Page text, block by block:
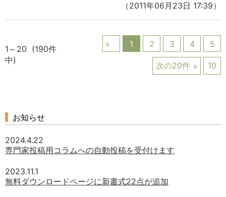
（2011年06月23日 17:39）
1～20 (190件
中)
1 2 3 4 5
次の20件 10
お知らせ
2024.4.22
専門家投稿用コラムへの自動投稿を受付けます
2023.11.1
無料ダウンロードページに新書式22点が追加